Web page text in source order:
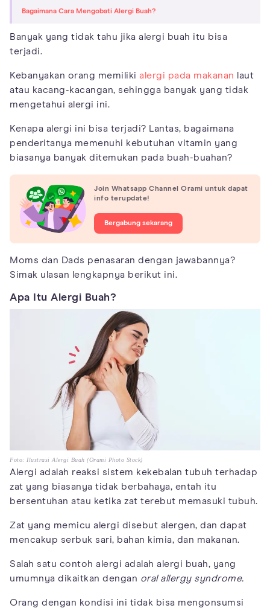
Bagaimana Cara Mengobati Alergi Buah?
Banyak yang tidak tahu jika alergi buah itu bisa
terjadi.
Kebanyakan orang memiliki alergi pada makanan laut
atau kacang-kacangan, sehingga banyak yang tidak
mengetahui alergi ini.
Kenapa alergi ini bisa terjadi? Lantas, bagaimana
penderitanya memenuhi kebutuhan vitamin yang
biasanya banyak ditemukan pada buah-buahan?
Join Whatsapp Channel Orami untuk dapat
info terupdate!
Bergabung sekarang
Moms dan Dads penasaran dengan jawabannya?
Simak ulasan lengkapnya berikut ini.
Apa Itu Alergi Buah?
Foto: Ilustrasi Alergi Buah (Orami Photo Stock)
Alergi adalah reaksi sistem kekebalan tubuh terhadap
zat yang biasanya tidak berbahaya, entah itu
bersentuhan atau ketika zat terebut memasuki tubuh.
Zat yang memicu alergi disebut alergen, dan dapat
mencakup serbuk sari, bahan kimia, dan makanan.
Salah satu contoh alergi adalah alergi buah, yang
umumnya dikaitkan dengan oral allergy syndrome.
Orang dengan kondisi ini tidak bisa mengonsumsi